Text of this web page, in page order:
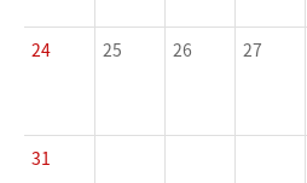
24 25 26 27
31